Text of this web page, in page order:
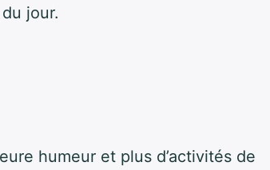
jour.
humeur et plus d’activités de